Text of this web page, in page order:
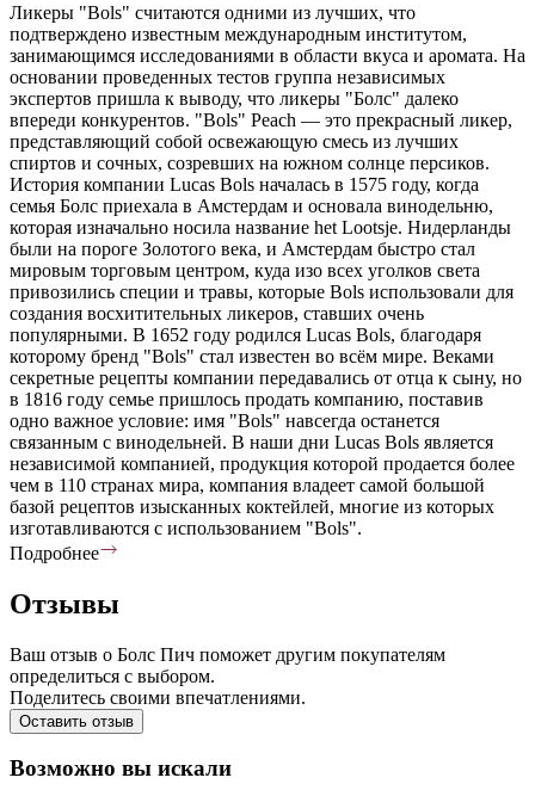
Ликеры "Bols" считаются одними из лучших, что
подтверждено известным международным институтом,
занимающимся исследованиями в области вкуса и аромата. На
основании проведенных тестов группа независимых
экспертов пришла к выводу, что ликеры "Болс" далеко
впереди конкурентов. "Bols" Peach — это прекрасный ликер,
представляющий собой освежающую смесь из лучших
спиртов и сочных, созревших на южном солнце персиков.
История компании Lucas Bols началась в 1575 году, когда
семья Болс приехала в Амстердам и основала винодельню,
которая изначально носила название het Lootsje. Нидерланды
были на пороге Золотого века, и Амстердам быстро стал
мировым торговым центром, куда изо всех уголков света
привозились специи и травы, которые Bols использовали для
создания восхитительных ликеров, ставших очень
популярными. В 1652 году родился Lucas Bols, благодаря
которому бренд "Bols" стал известен во всём мире. Веками
секретные рецепты компании передавались от отца к сыну, но
в 1816 году семье пришлось продать компанию, поставив
одно важное условие: имя "Bols" навсегда останется
связанным с винодельней. В наши дни Lucas Bols является
независимой компанией, продукция которой продается более
чем в 110 странах мира, компания владеет самой большой
базой рецептов изысканных коктейлей, многие из которых
изготавливаются с использованием "Bols".
Подробнее
Отзывы
Ваш отзыв о Болс Пич поможет другим покупателям
определиться с выбором.
Поделитесь своими впечатлениями.
Оставить отзыв
Возможно вы искали